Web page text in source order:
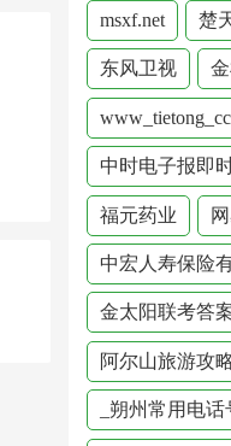
msxf.net 楚
东风卫视
www_tietong_cc
中时电子报即
福元药业
中宏人寿保险
金太阳联考答
阿尔山旅游攻
_朔州常用电